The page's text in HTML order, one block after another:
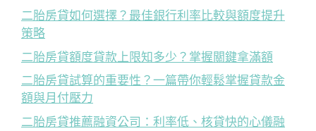
二胎房貸如何選擇？最佳銀行利率比較與額度提升
策略
二胎房貸額度貸款上限知多少？掌握關鍵拿滿額
二胎房貸試算的重要性？一篇帶你輕鬆掌握貸款金
額與月付壓力
二胎房貸推薦融資公司：利率低、核貸快的心儀融